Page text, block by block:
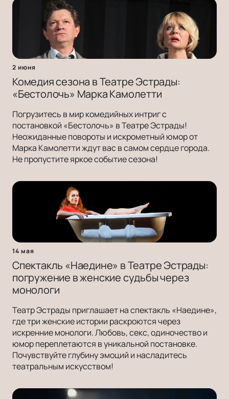
2 июня
Комедия сезона в Театре Эстрады:
«Бестолочь» Марка Камолетти
Погрузитесь в мир комедийных интриг с
постановкой «Бестолочь» в Театре Эстрады!
Неожиданные повороты и искрометный юмор от
Марка Камолетти ждут вас в самом сердце города.
Не пропустите яркое событие сезона!
14 мая
Спектакль «Наедине» в Театре Эстрады:
погружение в женские судьбы через
монологи
Театр Эстрады приглашает на спектакль «Наедине»,
где три женские истории раскроются через
искренние монологи. Любовь, секс, одиночество и
юмор переплетаются в уникальной постановке.
Почувствуйте глубину эмоций и насладитесь
театральным искусством!